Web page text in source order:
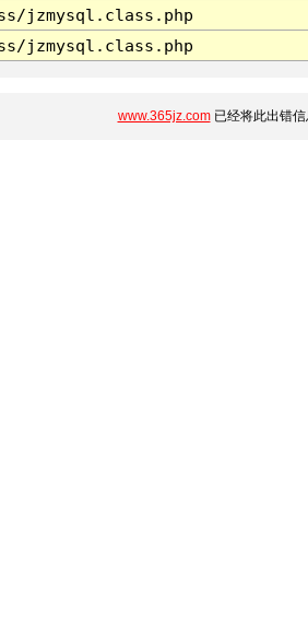
jzmysql.class.php
jzmysql.class.php
www.365jz.com已经将此出错信